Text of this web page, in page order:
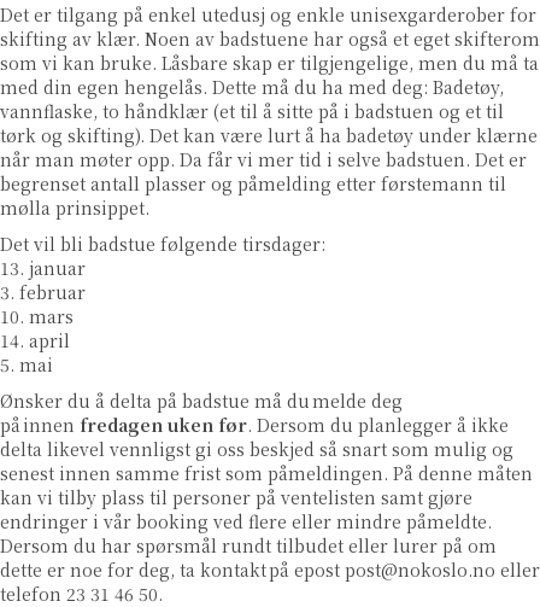
Det er tilgang på enkel utedusj og enkle unisexgarderober for
skifting av klær. Noen av badstuene har også et eget skifterom
som vi kan bruke. Låsbare skap er tilgjengelige, men du må ta
med din egen hengelås. Dette må du ha med deg: Badetøy,
vannflaske, to håndklær (et til å sitte på i badstuen og et til
tørk og skifting). Det kan være lurt å ha badetøy under klærne
når man møter opp. Da får vi mer tid i selve badstuen. Det er
begrenset antall plasser og påmelding etter førstemann til
mølla prinsippet.
Det vil bli badstue følgende tirsdager:
13. januar
3. februar
10. mars
14. april
5. mai
Ønsker du å delta på badstue må du melde deg
på innen fredagen uken før. Dersom du planlegger å ikke
delta likevel vennligst gi oss beskjed så snart som mulig og
senest innen samme frist som påmeldingen. På denne måten
kan vi tilby plass til personer på ventelisten samt gjøre
endringer i vår booking ved flere eller mindre påmeldte.
Dersom du har spørsmål rundt tilbudet eller lurer på om
dette er noe for deg, ta kontakt på epost post@nokoslo.no eller
telefon 23 31 46 50.